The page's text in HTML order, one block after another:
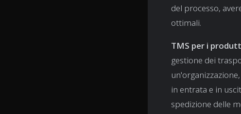
del processo,
ottimali.
TMS per i
gestione dei
in entrata e in
spedizione delle